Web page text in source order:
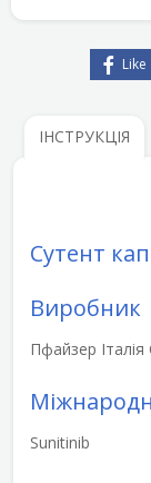
Like
ІНСТРУКЦІЯ
Сутент
Виробник
Пфайзер
Sunitinib